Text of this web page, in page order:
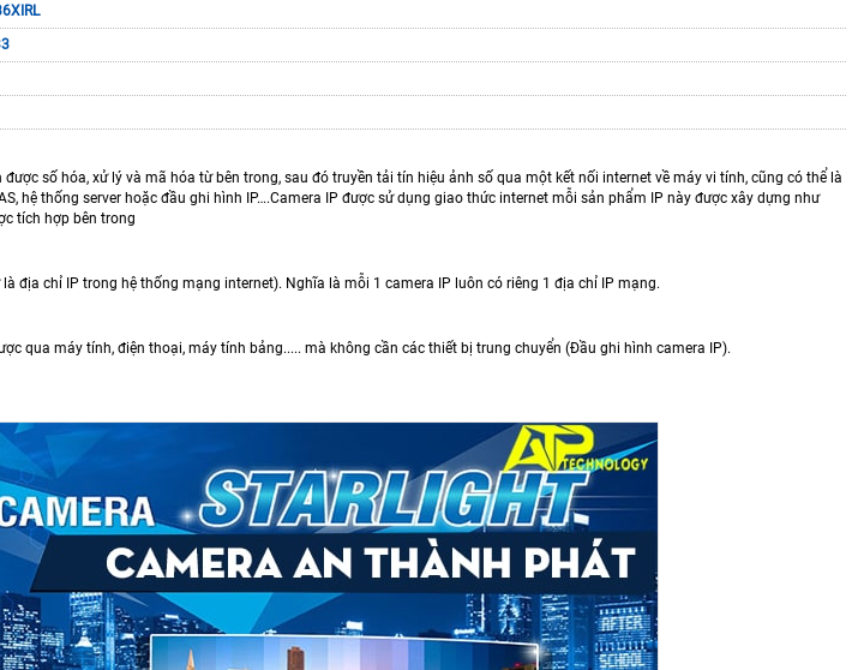
số hóa, xử lý và mã hóa từ bên trong, sau đó truyền tải tín hiệu ảnh số qua một kết nối internet về máy vi tính, cũng có thể là
hệ thống server hoặc đầu ghi hình IP….Camera IP được sử dụng giao thức internet mỗi sản phẩm IP này được xây dựng như
tích hợp bên trong
địa chỉ IP trong hệ thống mạng internet). Nghĩa là mỗi 1 camera IP luôn có riêng 1 địa chỉ IP mạng.
qua máy tính, điện thoại, máy tính bảng..... mà không cần các thiết bị trung chuyển (Đầu ghi hình camera IP).